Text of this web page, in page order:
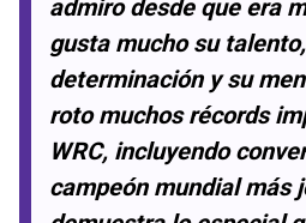
admiro desde que era
gusta mucho su
determinación y su
roto muchos récords
WRC, incluyendo
campeón mundial más